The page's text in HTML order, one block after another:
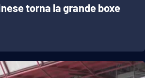
torna la grande boxe